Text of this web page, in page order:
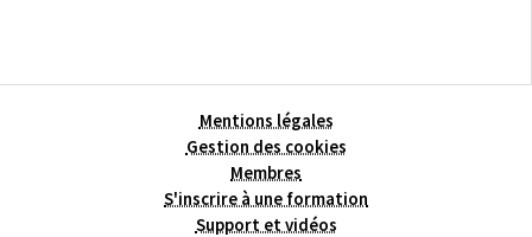
Mentions légales
Gestion des cookies
Membres
S'inscrire à une formation
Support et vidéos